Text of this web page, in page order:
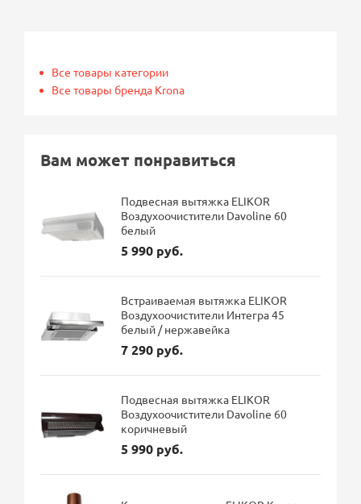
Все товары категории
Все товары бренда Krona
Вам может понравиться
Подвесная вытяжка ELIKOR
Воздухоочистители Davoline 60
белый
5 990 руб.
Встраиваемая вытяжка ELIKOR
Воздухоочистители Интегра 45
белый / нержавейка
7 290 руб.
Подвесная вытяжка ELIKOR
Воздухоочистители Davoline 60
коричневый
5 990 руб.